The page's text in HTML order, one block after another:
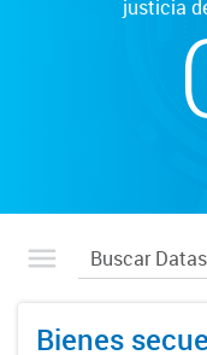
justicia
Bienes